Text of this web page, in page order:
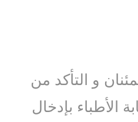
و التأكد من
الأطباء بإدخال